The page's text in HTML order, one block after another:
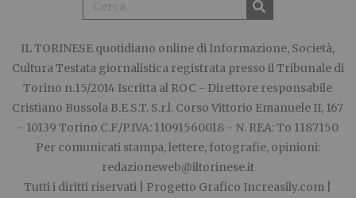
IL TORINESE quotidiano online di Informazione, Società,
Cultura Testata giornalistica registrata presso il Tribunale di
Torino n.15/2014 Iscritta al ROC - Direttore responsabile
Cristiano Bussola B.E.S.T. S.r.l. Corso Vittorio Emanuele II, 167
- 10139 Torino C.F./P.IVA: 11091560018 - N. REA: To 1187150
Per comunicati stampa, lettere, fotografie, opinioni:
redazioneweb@iltorinese.it
Tutti i diritti riservati | Progetto Grafico Increasily.com